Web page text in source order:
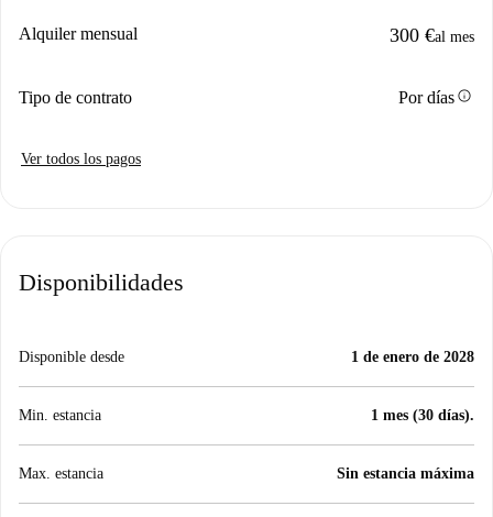
Alquiler mensual 300 €al mes
Tipo de contrato Por díasinfo
Ver todos los pagos
Disponibilidades
Disponible desde 1 de enero de 2028
Min. estancia 1 mes (30 días).
Max. estancia Sin estancia máxima